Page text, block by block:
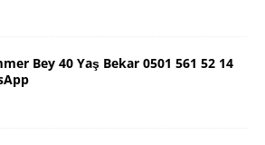
Bey 40 Yaş Bekar 0501 561 52 14